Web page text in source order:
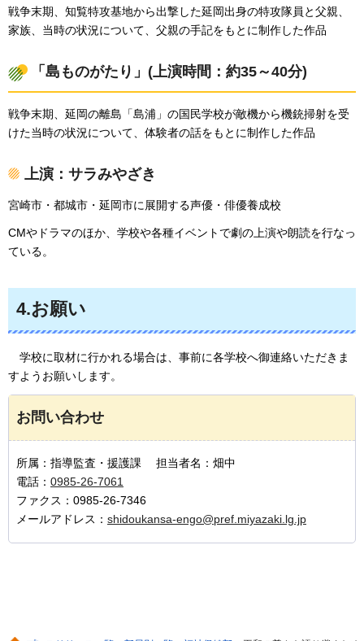
戦争末期、知覧特攻基地から出撃した延岡出身の特攻隊員と父親、
家族、当時の状況について、父親の手記をもとに制作した作品
「島ものがたり」(上演時間：約35～40分)
戦争末期、延岡の離島「島浦」の国民学校が敵機から機銃掃射を受
けた当時の状況について、体験者の話をもとに制作した作品
上演：サラみやざき
宮崎市・都城市・延岡市に展開する声優・俳優養成校
CMやドラマのほか、学校や各種イベントで劇の上演や朗読を行なっ
ている。
4.お願い
学校に取材に行かれる場合は、事前に各学校へ御連絡いただきま
すようお願いします。
お問い合わせ
所属：指導監査・援護課 担当者名：畑中
電話： 0985-26-7061
ファクス：0985-26-7346
メールアドレス： shidoukansa-engo@pref.miyazaki.lg.jp